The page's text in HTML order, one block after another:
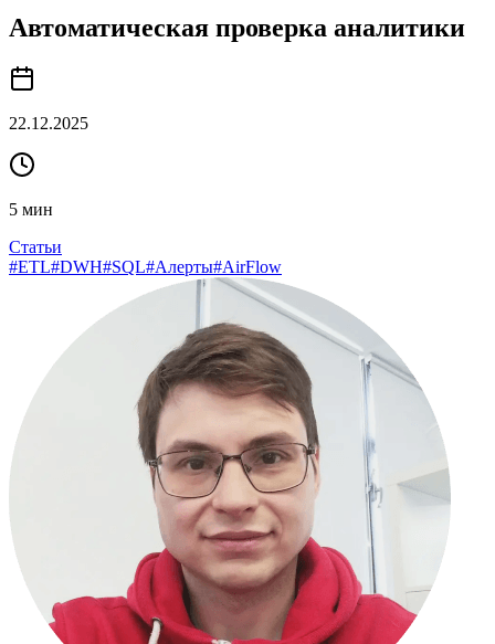
Автоматическая проверка аналитики
22.12.2025
5 мин
Статьи
#ETL#DWH#SQL#Алерты#AirFlow